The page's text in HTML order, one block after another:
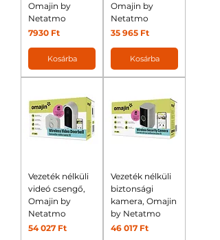
Omajin by
Netatmo
Ár
7930 Ft
Kosárba
Omajin by
Netatmo
Ár
35 965 Ft
Kosárba
Vezeték nélküli
videó csengő,
Omajin by
Netatmo
Ár
54 027 Ft
Vezeték nélküli
biztonsági
kamera, Omajin
by Netatmo
Ár
46 017 Ft